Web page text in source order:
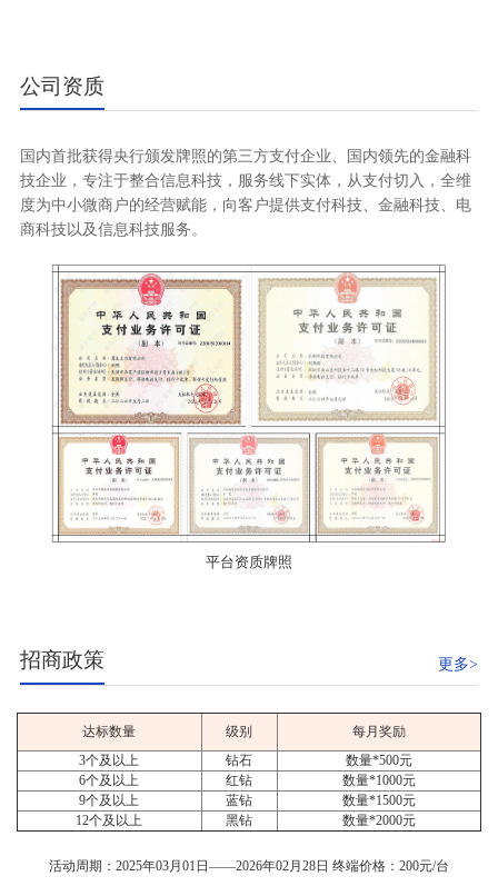
公司资质
国内首批获得央行颁发牌照的第三方支付企业、国内领先的金融科
技企业，专注于整合信息科技，服务线下实体，从支付切入，全维
度为中小微商户的经营赋能，向客户提供支付科技、金融科技、电
商科技以及信息科技服务。
平台资质牌照
招商政策 更多>
达标数量 级别
每月奖励
3个及以上
钻石
数量*500元
6个及以上
红钻
数量*1000元
9个及以上
蓝钻
数量*1500元
12个及以上
黑钻 数量*2000元
活动周期：2025年03月01日——2026年02月28日 终端价格：200元/台